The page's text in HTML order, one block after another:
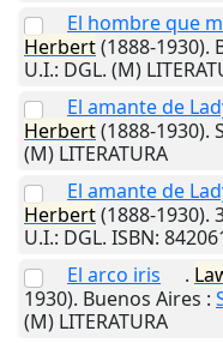
El hombre que
Herbert(1888-1930).
U.I.: DGL. (M)
El amante de
Herbert(1888-1930).
(M) LITERATURA
El amante de
Herbert(1888-1930).
U.I.: DGL. ISBN:
El arco iris
.
1930). Buenos Aires :
(M) LITERATURA